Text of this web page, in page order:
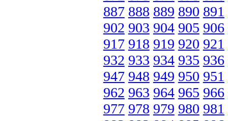
887 888 889 890 891
902 903 904 905 906
917 918 919 920 921
932 933 934 935 936
947 948 949 950 951
962 963 964 965 966
977 978 979 980 981